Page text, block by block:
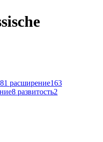
расширение163
8 развитость2